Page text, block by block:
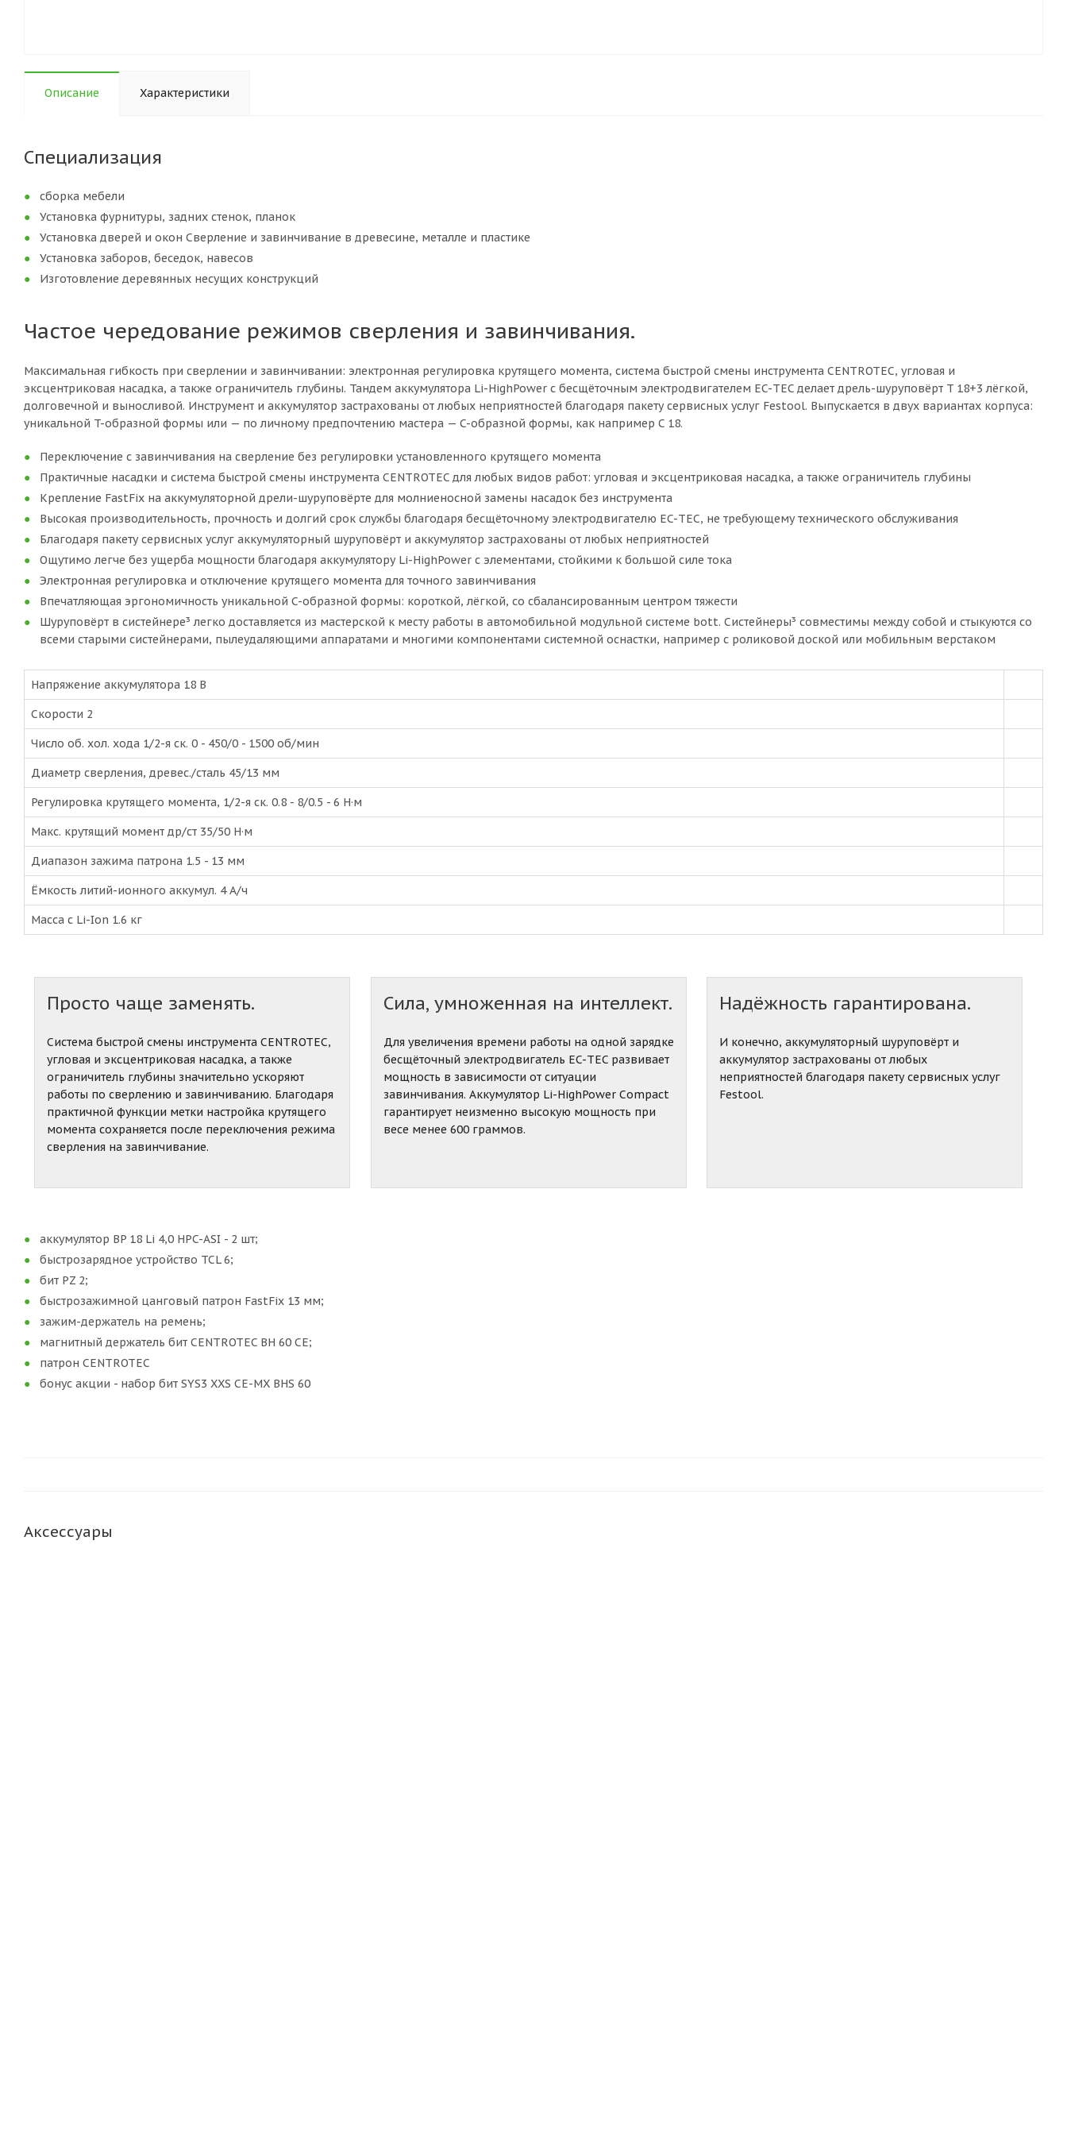
Описание Характеристики
Специализация
сборка мебели
Установка фурнитуры, задних стенок, планок
Установка дверей и окон Сверление и завинчивание в древесине, металле и пластике
Установка заборов, беседок, навесов
Изготовление деревянных несущих конструкций
Частое чередование режимов сверления и завинчивания.
Максимальная гибкость при сверлении и завинчивании: электронная регулировка крутящего момента, система быстрой смены инструмента CENTROTEC, угловая и
эксцентриковая насадка, а также ограничитель глубины. Тандем аккумулятора Li-HighPower с бесщёточным электродвигателем EC-TEC делает дрель-шуруповёрт T 18+3 лёгкой,
долговечной и выносливой. Инструмент и аккумулятор застрахованы от любых неприятностей благодаря пакету сервисных услуг Festool. Выпускается в двух вариантах корпуса:
уникальной T-образной формы или — по личному предпочтению мастера — C-образной формы, как например C 18.
Переключение с завинчивания на сверление без регулировки установленного крутящего момента
Практичные насадки и система быстрой смены инструмента CENTROTEC для любых видов работ: угловая и эксцентриковая насадка, а также ограничитель глубины
Крепление FastFix на аккумуляторной дрели-шуруповёрте для молниеносной замены насадок без инструмента
Высокая производительность, прочность и долгий срок службы благодаря бесщёточному электродвигателю EC-TEC, не требующему технического обслуживания
Благодаря пакету сервисных услуг аккумуляторный шуруповёрт и аккумулятор застрахованы от любых неприятностей
Ощутимо легче без ущерба мощности благодаря аккумулятору Li-HighPower с элементами, стойкими к большой силе тока
Электронная регулировка и отключение крутящего момента для точного завинчивания
Впечатляющая эргономичность уникальной C-образной формы: короткой, лёгкой, со сбалансированным центром тяжести
Шуруповёрт в систейнере³ легко доставляется из мастерской к месту работы в автомобильной модульной системе bott. Систейнеры³ совместимы между собой и стыкуются со
всеми старыми систейнерами, пылеудаляющими аппаратами и многими компонентами системной оснастки, например с роликовой доской или мобильным верстаком
Напряжение аккумулятора 18 В
Скорости 2
Число об. хол. хода 1/2-я ск. 0 - 450/0 - 1500 об/мин
Диаметр сверления, древес./сталь 45/13 мм
Регулировка крутящего момента, 1/2-я ск. 0.8 - 8/0.5 - 6 Н·м
Макс. крутящий момент др/ст 35/50 Н·м
Диапазон зажима патрона 1.5 - 13 мм
Ёмкость литий-ионного аккумул. 4 А/ч
Масса с Li-Ion 1.6 кг
Просто чаще заменять.
Система быстрой смены инструмента CENTROTEC,
угловая и эксцентриковая насадка, а также
ограничитель глубины значительно ускоряют
работы по сверлению и завинчиванию. Благодаря
практичной функции метки настройка крутящего
момента сохраняется после переключения режима
сверления на завинчивание.
Сила, умноженная на интеллект.
Для увеличения времени работы на одной зарядке
бесщёточный электродвигатель EC-TEC развивает
мощность в зависимости от ситуации
завинчивания. Аккумулятор Li-HighPower Compact
гарантирует неизменно высокую мощность при
весе менее 600 граммов.
Надёжность гарантирована.
И конечно, аккумуляторный шуруповёрт и
аккумулятор застрахованы от любых
неприятностей благодаря пакету сервисных услуг
Festool.
аккумулятор BP 18 Li 4,0 HPC-ASI - 2 шт;
быстрозарядное устройство TCL 6;
бит PZ 2;
быстрозажимной цанговый патрон FastFix 13 мм;
зажим-держатель на ремень;
магнитный держатель бит CENTROTEC BH 60 CE;
патрон CENTROTEC
бонус акции - набор бит SYS3 XXS CE-MX BHS 60
Аксессуары